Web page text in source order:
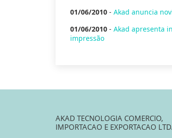
01/06/2010 - Akad anuncia
01/06/2010 - Akad apresenta
impressão
AKAD TECNOLOGIA COMERCIO,
IMPORTACAO E EXPORTACAO